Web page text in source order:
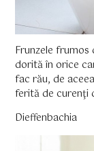
Frunzele
dorită în orice
fac rău, de
ferită de curenţi
Dieffenbachia